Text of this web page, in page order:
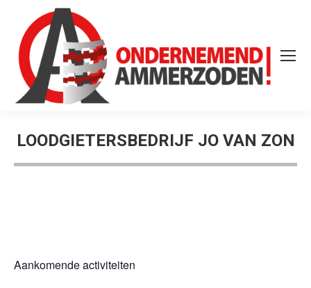
LOODGIETERSBEDRIJF JO VAN ZON
Aankomende activiteiten